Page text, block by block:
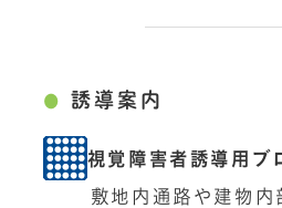
誘導案内
視覚障害者誘導用ブ
敷地内通路や建物内